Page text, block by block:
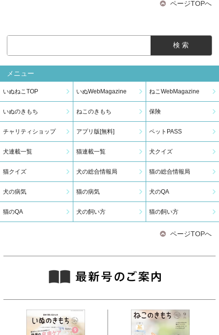
ページTOPへ
メニュー
いぬねこTOP いぬWebMagazine ねこWebMagazine
いぬのきもち ねこのきもち 保険
チャリティショップ アプリ版[無料] ペットPASS
犬連載一覧 猫連載一覧 犬クイズ
猫クイズ 犬の総合情報局 猫の総合情報局
犬の病気 猫の病気 犬のQA
猫のQA 犬の飼い方 猫の飼い方
ページTOPへ